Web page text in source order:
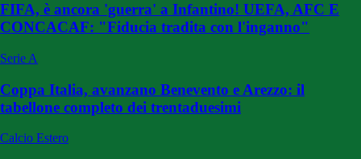
FIFA, è ancora 'guerra' a Infantino! UEFA, AFC E
CONCACAF: "Fiducia tradita con l'inganno"
Serie A
Coppa Italia, avanzano Benevento e Arezzo: il
tabellone completo dei trentaduesimi
Calcio Estero